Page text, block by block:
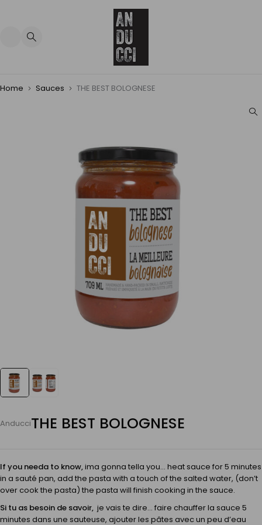
Home Sauces THE BEST BOLOGNESE
AnducciTHE BEST BOLOGNESE
If you needa to know,ima gonna tella you… heat sauce for 5 minutes
in a sauté pan, add the pasta with a touch of the salted water, (don’t
over cook the pasta) the pasta will finish cooking in the sauce.
Si tu as besoin de savoir, je vais te dire… faire chauffer la sauce 5
minutes dans une sauteuse, ajouter les pâtes avec un peu d’eau